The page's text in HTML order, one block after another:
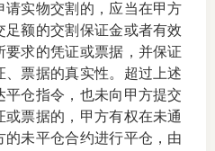
实物交割的，应当在甲方
额的交割保证金或者有效
要求的凭证或票据，并保证
、票据的真实性。超过上述
仓指令，也未向甲方提交
或票据的，甲方有权在未通
未平仓合约进行平仓，由